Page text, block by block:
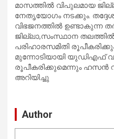
മാസത്തില്‍ വിപുലമായ
നേതൃയോഗം നടക്കും.
വിഭജനത്തില്‍ ഉണ്ടാകുന്ന
ജില്ലാ,സംസ്ഥാന
പരിഹാരസമിതി
മുന്നോടിയായി യുഡിഎഫ്
രൂപീകരിക്കുമെന്നും ഹസന്‍
അറിയിച്ചു
Author